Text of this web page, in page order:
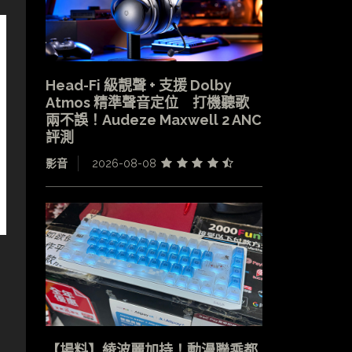
Head-Fi 級靚聲 + 支援 Dolby
Atmos 精準聲音定位 打機聽歌
兩不誤！Audeze Maxwell 2 ANC
評測
影音 2026-08-08